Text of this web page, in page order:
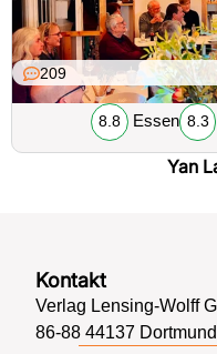
209
8.8 Essen 8.3
Yan
Kontakt
Verlag Lensing-Wolff
86-88 44137 Dortmund